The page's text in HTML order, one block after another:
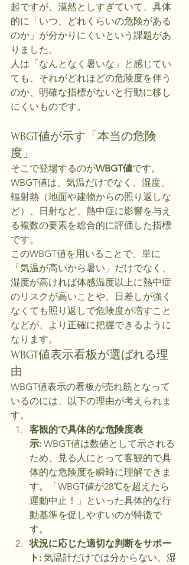
起ですが、漠然としすぎていて、具体
的に「いつ、どれくらいの危険がある
のか」が分かりにくいという課題があ
りました。
人は「なんとなく暑いな」と感じてい
ても、それがどれほどの危険度を伴う
のか、明確な指標がないと行動に移し
にくいものです。
WBGT値が示す「本当の危険
度」
そこで登場するのがWBGT値です。
WBGT値は、気温だけでなく、湿度、
輻射熱（地面や建物からの照り返しな
ど）、日射など、熱中症に影響を与え
る複数の要素を総合的に評価した指標
です。
このWBGT値を用いることで、単に
「気温が高いから暑い」だけでなく、
湿度が高ければ体感温度以上に熱中症
のリスクが高いことや、日差しが強く
なくても照り返しで危険度が増すこと
などが、より正確に把握できるように
なります。
WBGT値表示看板が選ばれる理
由
WBGT値表示の看板が売れ筋となって
いるのには、以下の理由が考えられま
す。
客観的で具体的な危険度表
示: WBGT値は数値として示される
ため、見る人にとって客観的で具
体的な危険度を瞬時に理解できま
す。「WBGT値が28℃を超えたら
運動中止！」といった具体的な行
動基準を促しやすいのが特徴で
す。
状況に応じた適切な判断をサポー
ト: 気温計だけでは分からない、湿